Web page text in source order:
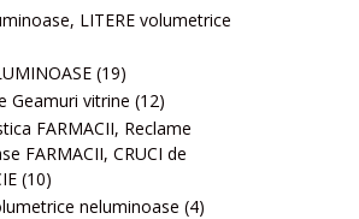
LITERE volumetrice
(19)
Geamuri vitrine (12)
FARMACII, Reclame
FARMACII, CRUCI de
(10)
neluminoase (4)